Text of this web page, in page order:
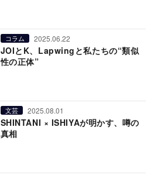
コラム 2025.06.22
JOIとK、Lapwingと私たちの“類似
性の正体”
文芸 2025.08.01
SHINTANI × ISHIYAが明かす、噂の
真相